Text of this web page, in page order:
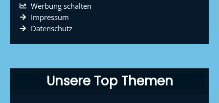
Werbung schalten
Impressum
Datenschutz
Unsere Top Themen